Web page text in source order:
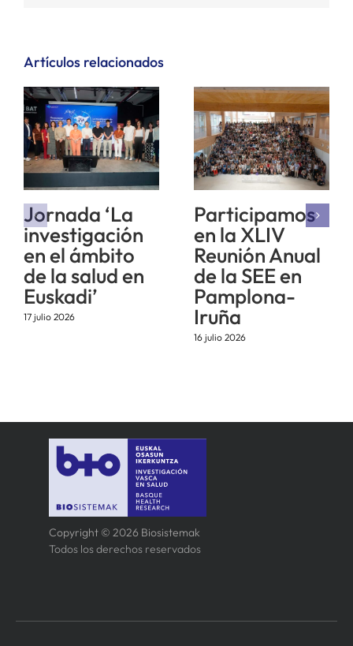
Artículos relacionados
Jornada ‘La
investigación
en el ámbito
de la salud en
Euskadi’
17 julio 2026
Participamos
en la XLIV
Reunión Anual
de la SEE en
Pamplona-
Iruña
16 julio 2026
Copyright © 2026 Biosistemak
Todos los derechos reservados